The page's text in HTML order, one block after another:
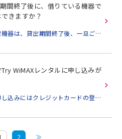
間終了後に、借りている機器で
きますか？
Try WiMAXレンタルの貸出機器は、貸出期間終了後、一旦ご返却ください。ご利用いただくWiMAX機器は、UQ WiMAXオンラインショップ、お電話、または量販店などでご契約ください。 オンラインショップについてはこちらお電話でのお問い合わせはこちら
WiMAXレンタルに申し込みが
Try WiMAXレンタルのお申し込みにはクレジットカードの登録が必要です。お客さまのクレジットカード情報を、「お客さまの本人確認」「機器紛失、破損時の請求先」「機器未返却時の請求先」として確認させていただいております。 ※クレジットカード会社から「ご利用案内通知」が届く場合がありますが、これはショッピング利用枠を確保するためであり、貸出機器をご返却いただければ、料金はかかりません。万が一、端末をご返却いただけない場合には弊社から連絡を差し上げたのち、登録されたクレジットカードから端末代金を引き落とさせていただきます。
2 ≫